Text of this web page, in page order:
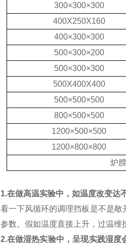
300×300×300
400X250X160
400×300×300
500×300×200
500×300×300
500X400X400
500×500×500
800×500×500
1200×500×500
1200×800×800
炉
1.在做高温实验中，如温度改变达
看一下风循环的调理挡板是不是
参数。假如温度直接上升，过温维
2.在做湿热实验中，呈现实践湿度